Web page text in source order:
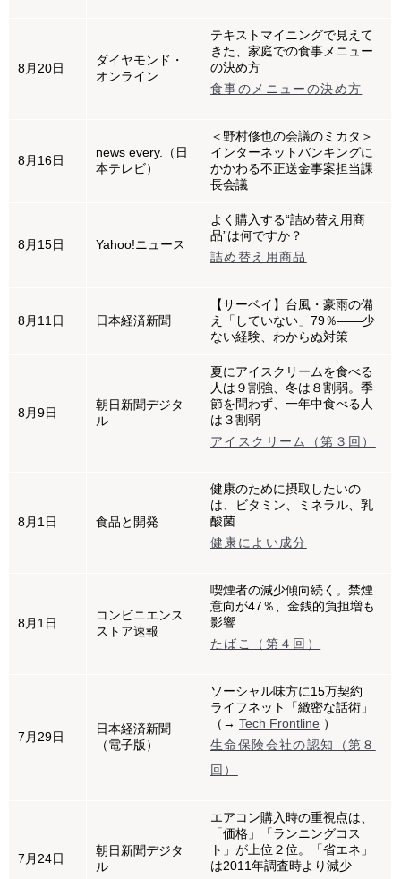
8月20日
ダイヤモンド・
オンライン
テキストマイニングで見えて
きた、家庭での食事メニュー
の決め方
食事のメニューの決め方
8月16日
news every.（日
本テレビ）
＜野村修也の会議のミカタ＞
インターネットバンキングに
かかわる不正送金事案担当課
長会議
8月15日 Yahoo!ニュース
よく購入する“詰め替え用商
品”は何ですか？
詰め替え用商品
8月11日 日本経済新聞
【サーベイ】台風・豪雨の備
え「していない」79％――少
ない経験、わからぬ対策
8月9日
朝日新聞デジタ
ル
夏にアイスクリームを食べる
人は９割強、冬は８割弱。季
節を問わず、一年中食べる人
は３割弱
アイスクリーム（第３回）
8月1日 食品と開発
健康のために摂取したいの
は、ビタミン、ミネラル、乳
酸菌
健康によい成分
8月1日
コンビニエンス
ストア速報
喫煙者の減少傾向続く。禁煙
意向が47％、金銭的負担増も
影響
たばこ（第４回）
7月29日
日本経済新聞
（電子版）
ソーシャル味方に15万契約
ライフネット「緻密な話術」
（→ Tech Frontline ）
生命保険会社の認知（第８
回）
7月24日
朝日新聞デジタ
ル
エアコン購入時の重視点は、
「価格」「ランニングコス
ト」が上位２位。「省エネ」
は2011年調査時より減少